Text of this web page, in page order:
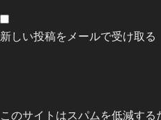
新しい投稿をメールで受け取る
このサイトはスパムを低減する